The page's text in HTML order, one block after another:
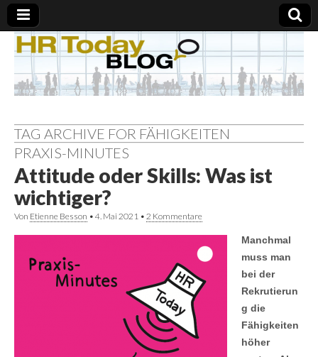
TAG ARCHIVE FOR FÄHIGKEITEN
PRAXIS-MINUTES
Attitude oder Skills: Was ist
wichtiger?
Von Etienne Besson • 4. Mai 2021 • 2 Kommentare
Manchmal
muss man
bei der
Rekrutierun
g die
Fähigkeiten
höher